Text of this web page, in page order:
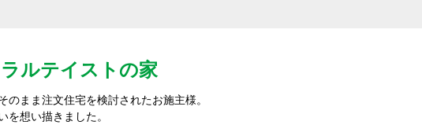
ルテイストの家
まま注文住宅を検討されたお施主様。
を想い描きました。